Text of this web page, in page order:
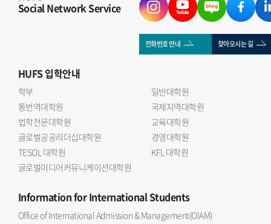
Social Network Service
전화번호 안내 찾아오시는 길
HUFS입학안내
학부
일반대학원
통번역대학원
국제지역대학원
법학전문대학원
교육대학원
글로벌공공리더십대학원
경영대학원
TESOL 대학원
KFL 대학원
글로벌미디어커뮤니케이션대학원
Informationfor International Students
Office of International Admission & Management(OIAM)